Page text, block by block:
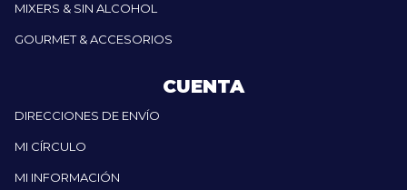
MIXERS & SIN ALCOHOL
GOURMET & ACCESORIOS
CUENTA
DIRECCIONES DE ENVÍO
MI CÍRCULO
MI INFORMACIÓN